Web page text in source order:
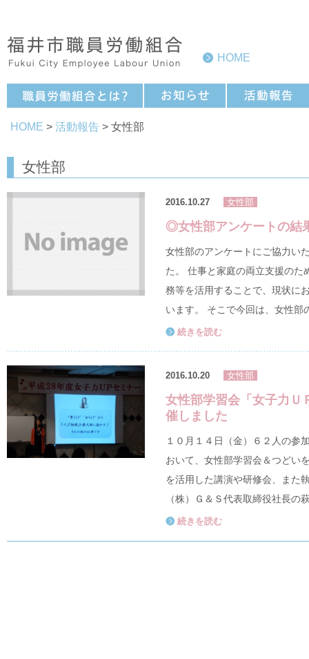
HOME
HOME > 活動報告 > 女性部
女性部
2016.10.27 女性部
◎女性部アンケートの結
女性部のアンケートにご協力い
た。 仕事と家庭の両立支援のた
務等を活用することで、現状に
います。 そこで今回は、女性
続きを読む
2016.10.20 女性部
女性部学習会「女子力Ｕ
催しました
１０月１４日（金）６２人の参
おいて、女性部学習会＆つどい
を活用した講演や研修会、また
（株）Ｇ＆Ｓ代表取締役社長の
続きを読む